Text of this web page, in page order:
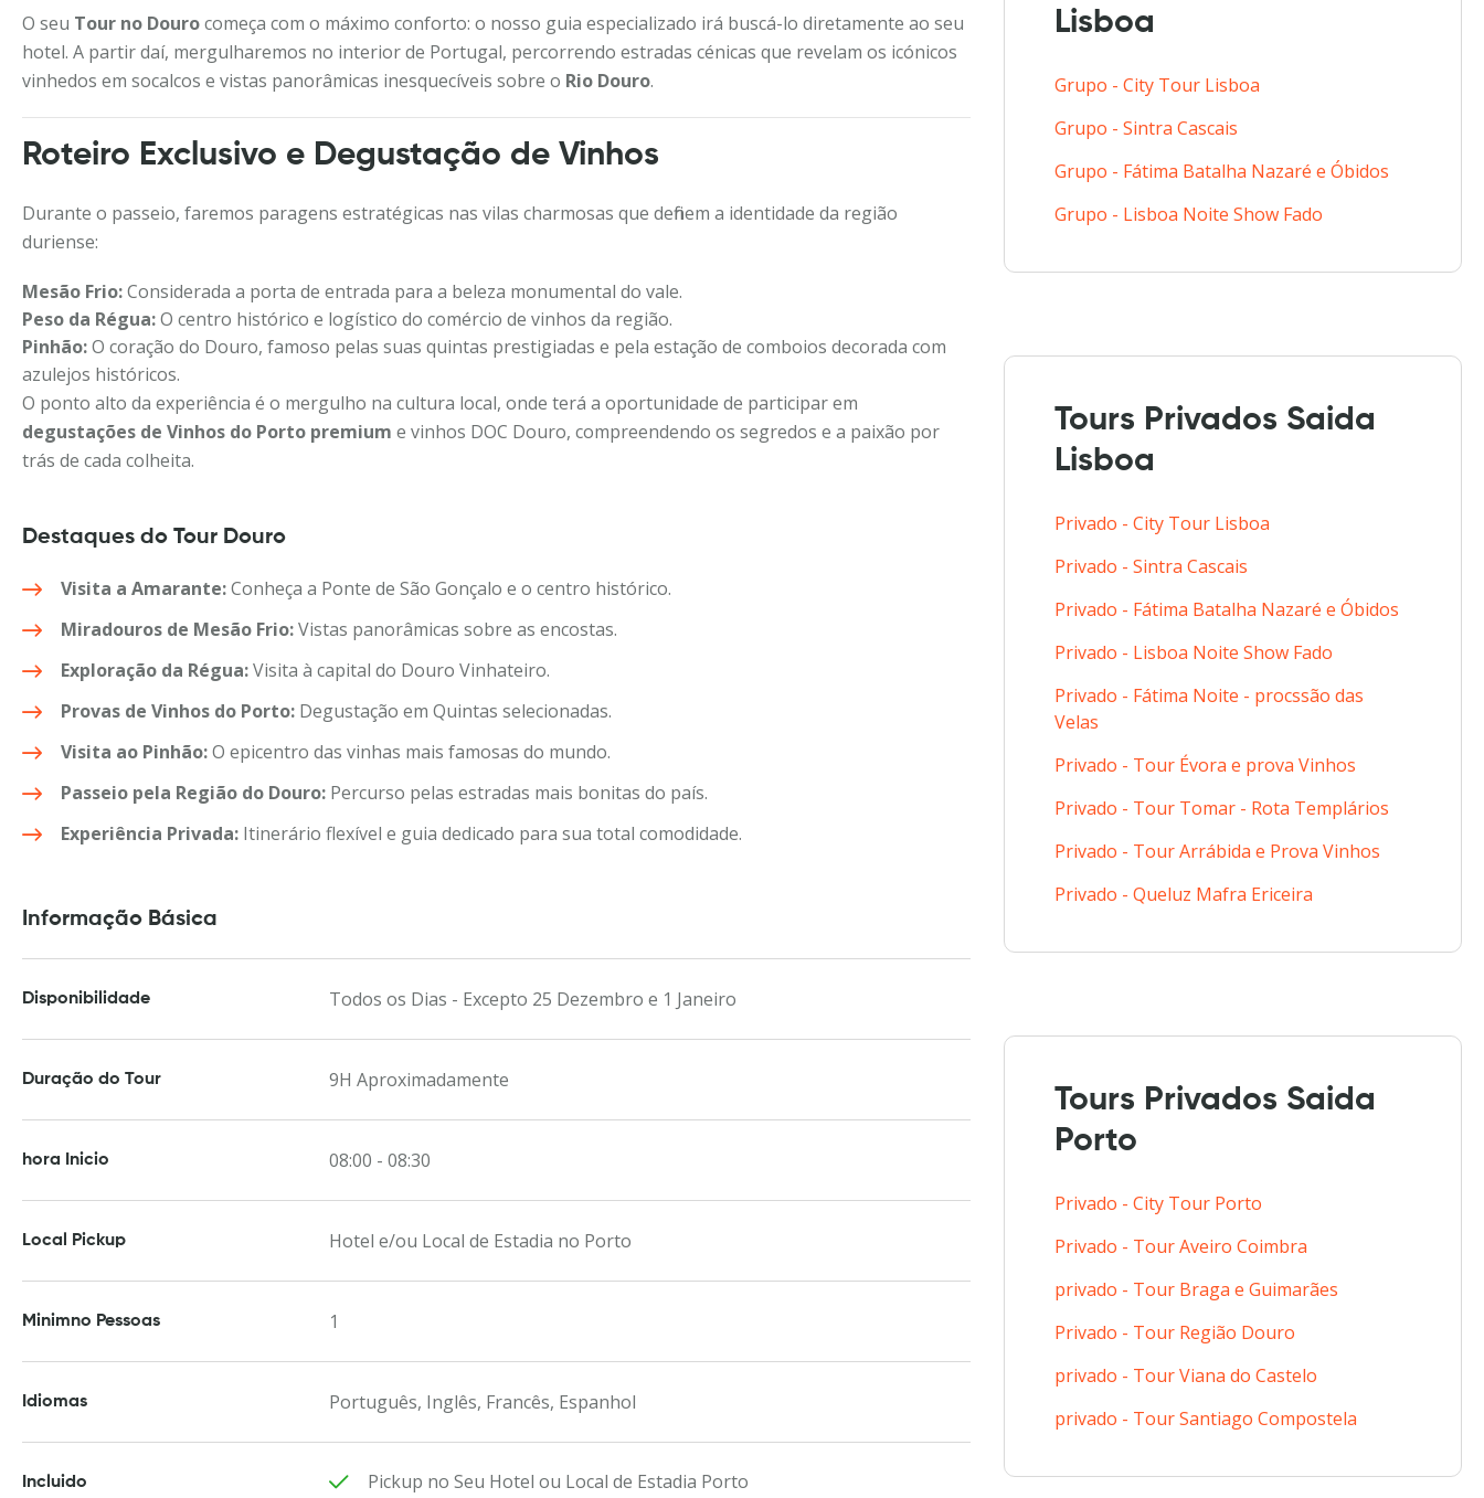
O seu Tour no Dourocomeça com o máximo conforto: o nosso guia especializado irá buscá-lo diretamente ao seu
hotel. A partir daí, mergulharemos no interior de Portugal, percorrendo estradas cénicas que revelam os icónicos
vinhedos em socalcos e vistas panorâmicas inesquecíveis sobre o Rio Douro.
Roteiro Exclusivo e Degustação de Vinhos
Durante o passeio, faremos paragens estratégicas nas vilas charmosas que definem a identidade da região
duriense:
Mesão Frio:Considerada a porta de entrada para a beleza monumental do vale.
Peso da Régua:O centro histórico e logístico do comércio de vinhos da região.
Pinhão:O coração do Douro, famoso pelas suas quintas prestigiadas e pela estação de comboios decorada com
azulejos históricos.
O ponto alto da experiência é o mergulho na cultura local, onde terá a oportunidade de participar em
degustações de Vinhos do Porto premium e vinhos DOC Douro, compreendendo os segredos e a paixão por
trás de cada colheita.
Destaques do Tour Douro
Visita a Amarante:Conheça a Ponte de São Gonçalo e o centro histórico.
Miradouros de Mesão Frio:Vistas panorâmicas sobre as encostas.
Exploração da Régua:Visita à capital do Douro Vinhateiro.
Provas de Vinhos do Porto: Degustação em Quintas selecionadas.
Visita ao Pinhão:O epicentro das vinhas mais famosas do mundo.
Passeio pela Região do Douro: Percurso pelas estradas mais bonitas do país.
Experiência Privada: Itinerário flexível e guia dedicado para sua total comodidade.
Informação Básica
Disponibilidade Todos os Dias - Excepto 25 Dezembro e 1 Janeiro
Duração do Tour 9H Aproximadamente
hora Inicio 08:00 - 08:30
Local Pickup Hotel e/ou Local de Estadia no Porto
Minimno Pessoas 1
Idiomas Português, Inglês, Francês, Espanhol
Incluido Pickup no Seu Hotel ou Local de Estadia Porto
Lisboa
Grupo - City Tour Lisboa
Grupo - Sintra Cascais
Grupo - Fátima Batalha Nazaré e Óbidos
Grupo - Lisboa Noite Show Fado
Tours Privados Saida
Lisboa
Privado - City Tour Lisboa
Privado - Sintra Cascais
Privado - Fátima Batalha Nazaré e Óbidos
Privado - Lisboa Noite Show Fado
Privado - Fátima Noite - procssão das
Velas
Privado - Tour Évora e prova Vinhos
Privado - Tour Tomar - Rota Templários
Privado - Tour Arrábida e Prova Vinhos
Privado - Queluz Mafra Ericeira
Tours Privados Saida
Porto
Privado - City Tour Porto
Privado - Tour Aveiro Coimbra
privado - Tour Braga e Guimarães
Privado - Tour Região Douro
privado - Tour Viana do Castelo
privado - Tour Santiago Compostela